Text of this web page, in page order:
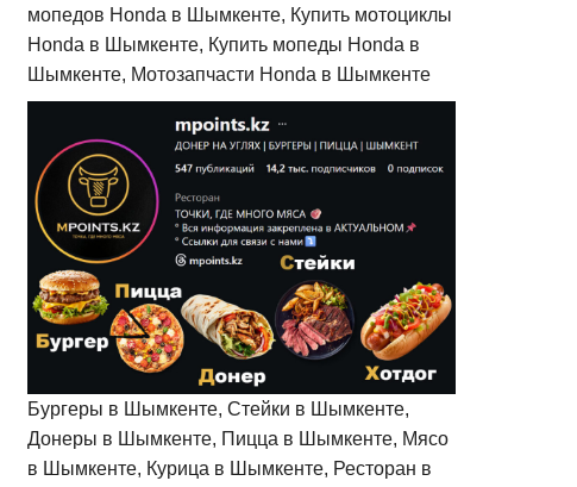
мопедов Honda в Шымкенте, Купить мотоциклы
Honda в Шымкенте, Купить мопеды Honda в
Шымкенте, Мотозапчасти Honda в Шымкенте
Бургеры в Шымкенте, Стейки в Шымкенте,
Донеры в Шымкенте, Пицца в Шымкенте, Мясо
в Шымкенте, Курица в Шымкенте, Ресторан в